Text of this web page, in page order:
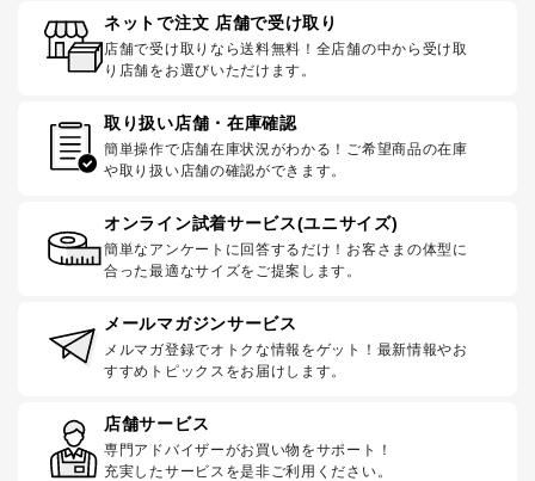
ネットで注文 店舗で受け取り
店舗で受け取りなら送料無料！全店舗の中から受け取
り店舗をお選びいただけます。
取り扱い店舗・在庫確認
簡単操作で店舗在庫状況がわかる！ご希望商品の在庫
や取り扱い店舗の確認ができます。
オンライン試着サービス(ユニサイズ)
簡単なアンケートに回答するだけ！お客さまの体型に
合った最適なサイズをご提案します。
メールマガジンサービス
メルマガ登録でオトクな情報をゲット！最新情報やお
すすめトピックスをお届けします。
店舗サービス
専門アドバイザーがお買い物をサポート！
充実したサービスを是非ご利用ください。